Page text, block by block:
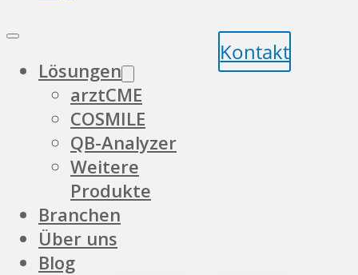
Lösungen
arztCME
COSMILE
QB-Analyzer
Weitere
Produkte
Branchen
Über uns
Blog
Kontakt